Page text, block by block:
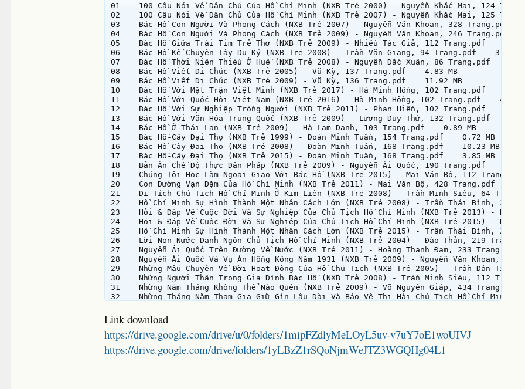
01    100 Câu Nói Về Dân Chủ Của Hồ Chí Minh (NXB Trẻ 2000) - Nguyễn Khắc Mai, 124
02    100 Câu Nói Về Dân Chủ Của Hồ Chí Minh (NXB Trẻ 2007) - Nguyễn Khắc Mai, 125
03    Bác Hồ Con Người Và Phong Cách (NXB Trẻ 2007) - Nguyễn Văn Khoan, 328 Trang.pdf
04    Bác Hồ Con Người Và Phong Cách (NXB Trẻ 2009) - Nguyễn Văn Khoan, 246 Trang.pdf
05    Bác Hồ Giữa Trái Tim Trẻ Thơ (NXB Trẻ 2009) - Nhiều Tác Giả, 112 Trang.pdf    1.31
06    Bác Hồ Kể Chuyện Tây Du Ký (NXB Trẻ 2008) - Trần Văn Giang, 94 Trang.pdf    3.79 MB
07    Bác Hồ Thời Niên Thiếu Ở Huế (NXB Trẻ 2008) - Nguyễn Đắc Xuân, 86 Trang.pdf    0.89
08    Bác Hồ Viết Di Chúc (NXB Trẻ 2005) - Vũ Kỳ, 137 Trang.pdf    4.83 MB
09    Bác Hồ Viết Di Chúc (NXB Trẻ 2009) - Vũ Kỳ, 136 Trang.pdf    11.92 MB
10    Bác Hồ Với Mặt Trận Việt Minh (NXB Trẻ 2017) - Hà Minh Hồng, 102 Trang.pdf    4.96
11    Bác Hồ Với Quốc Hội Việt Nam (NXB Trẻ 2016) - Hà Minh Hồng, 102 Trang.pdf    4.38
12    Bác Hồ Với Sự Nghiệp Trồng Người (NXB Trẻ 2011) - Phan Hiền, 102 Trang.pdf    9.27
13    Bác Hồ Với Văn Hóa Trung Quốc (NXB Trẻ 2009) - Lương Duy Thứ, 132 Trang.pdf    0.89
14    Bác Hồ Ở Thái Lan (NXB Trẻ 2009) - Hà Lam Danh, 103 Trang.pdf    0.89 MB
15    Bác Hồ-Cây Đại Thọ (NXB Trẻ 1999) - Đoàn Minh Tuấn, 154 Trang.pdf    0.72 MB
16    Bác Hồ-Cây Đại Thọ (NXB Trẻ 2008) - Đoàn Minh Tuấn, 168 Trang.pdf    10.23 MB
17    Bác Hồ-Cây Đại Thọ (NXB Trẻ 2015) - Đoàn Minh Tuấn, 168 Trang.pdf    3.85 MB
18    Bản Án Chế Độ Thực Dân Pháp (NXB Trẻ 2009) - Nguyễn Ái Quốc, 190 Trang.pdf    1.06
19    Chúng Tôi Học Làm Ngoại Giao Với Bác Hồ (NXB Trẻ 2015) - Mai Văn Bộ, 112
20    Con Đường Vạn Dặm Của Hồ Chí Minh (NXB Trẻ 2011) - Mai Văn Bộ, 428 Trang.pdf
21    Di Tích Chủ Tịch Hồ Chí Minh Ở Kim Liên (NXB Trẻ 2008) - Trần Minh Siêu, 64
22    Hồ Chí Minh Sự Hình Thành Một Nhân Cách Lớn (NXB Trẻ 2008) - Trần Thái Bình, 258
23    Hỏi & Đáp Về Cuộc Đời Và Sự Nghiệp Của Chủ Tịch Hồ Chí Minh (NXB Trẻ 2013) -
24    Hỏi & Đáp Về Cuộc Đời Và Sự Nghiệp Của Chủ Tịch Hồ Chí Minh (NXB Trẻ 2015) -
25    Hồ Chí Minh Sự Hình Thành Một Nhân Cách Lớn (NXB Trẻ 2015) - Trần Thái Bình, 264
26    Lời Non Nước-Danh Ngôn Chủ Tịch Hồ Chí Minh (NXB Trẻ 2004) - Đào Thản, 219
27    Nguyễn Ái Quốc Trên Đường Về Nước (NXB Trẻ 2011) - Hoàng Thanh Đạm, 233 Trang.pdf
28    Nguyễn Ái Quốc Và Vụ Án Hồng Kông Năm 1931 (NXB Trẻ 2009) - Nguyễn Văn Khoan,
29    Những Mẩu Chuyện Về Đời Hoạt Động Của Hồ Chủ Tịch (NXB Trẻ 2005) - Trần Dân Tiên,
30    Những Người Thân Trong Gia Đình Bác Hồ (NXB Trẻ 2008) - Trần Minh Siêu, 112
31    Những Năm Tháng Không Thể Nào Quên (NXB Trẻ 2009) - Võ Nguyên Giáp, 434 Trang.pdf
32    Những Tháng Năm Tham Gia Giữ Gìn Lâu Dài Và Bảo Vệ Thi Hài Chủ Tịch Hồ Chí Minh
34    Quê Hương Và Gia Thế Chủ Tịch Hồ Chí Minh (NXB Trẻ 2015) - Trần Minh Siêu, 133
35    Sửa Đổi Lối Làm Việc (NXB Trẻ 2011) - Hồ Chí Minh, 120 Trang.pdf    2.32 MB
36    Theo Bác Đi Chiến Dịch (NXB Trẻ 2008) - Ngọc Châu, 206 Trang.pdf    0.78 MB
37    Thực Hành Tiết Kiệm & Chống Tham Ô Lãng Phí, Chống Bệnh Quan Liêu (NXB Trẻ
38    Thực Hành Tiết Kiệm & Chống Tham Ô Lãng Phí, Chống Bệnh Quan Liêu (NXB Trẻ
Link download
https://drive.google.com/drive/u/0/folders/1mipFZdlyMeLOyL5uv-v7uY7oE1woUIVJ
https://drive.google.com/drive/folders/1yLBzZ1rSQoNjmWeJTZ3WGQHg04L1